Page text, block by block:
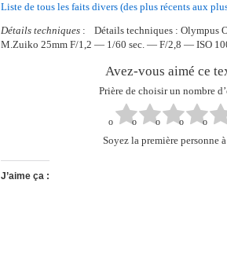
Liste de tous les faits divers (des plus récents aux
Détails techniques : Détails techniques : Olympus
M.Zuiko 25mm F/1,2 — 1/60 sec. — F/2,8 — ISO
Avez-vous aimé ce
Prière de choisir un nombre
Soyez la première personne
J’aime ça :